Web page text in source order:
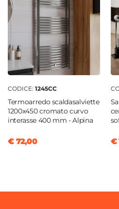
16,7 cm
Sezione Base
Ø 3,2 cm
Attacchi
G3/8"
Finitura
Cromata
Lunghezza Canna
10,9 cm
Materiale
Ottone
Energy Saving|Water
CODICE: 1245CC
Termoarredo scaldasalviette
1200x450 cromato curvo
interasse 400 mm - Alpina
€ 72,00 €